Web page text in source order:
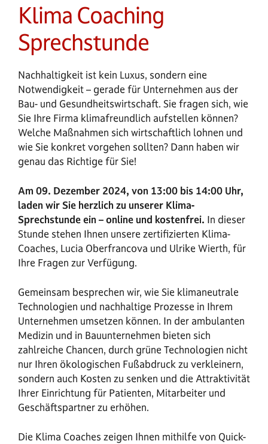
Klima Coaching
Sprechstunde
Nachhaltigkeit ist kein Luxus, sondern eine
Notwendigkeit – gerade für Unternehmen aus der
Bau- und Gesundheitswirtschaft. Sie fragen sich, wie
Sie Ihre Firma klimafreundlich aufstellen können?
Welche Maßnahmen sich wirtschaftlich lohnen und
wie Sie konkret vorgehen sollten? Dann haben wir
genau das Richtige für Sie!
Am 09. Dezember 2024, von 13:00 bis 14:00 Uhr,
laden wir Sie herzlich zu unserer Klima-
Sprechstunde ein – online und kostenfrei. In dieser
Stunde stehen Ihnen unsere zertifizierten Klima-
Coaches, Lucia Oberfrancova und Ulrike Wierth, für
Ihre Fragen zur Verfügung.
Gemeinsam besprechen wir, wie Sie klimaneutrale
Technologien und nachhaltige Prozesse in Ihrem
Unternehmen umsetzen können. In der ambulanten
Medizin und in Bauunternehmen bieten sich
zahlreiche Chancen, durch grüne Technologien nicht
nur Ihren ökologischen Fußabdruck zu verkleinern,
sondern auch Kosten zu senken und die Attraktivität
Ihrer Einrichtung für Patienten, Mitarbeiter und
Geschäftspartner zu erhöhen.
Die Klima Coaches zeigen Ihnen mithilfe von Quick-